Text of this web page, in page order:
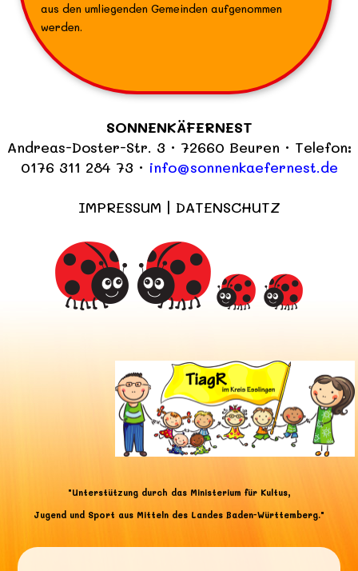
aus den umliegenden Gemeinden aufgenommen
werden.
SONNENKÄFERNEST
Andreas-Doster-Str. 3 · 72660 Beuren · Telefon:
0176 311 284 73 · info@sonnenkaefernest.de
IMPRESSUM | DATENSCHUTZ
"Unterstützung durch das Ministerium für Kultus,
Jugend und Sport aus Mitteln des Landes Baden-Württemberg."